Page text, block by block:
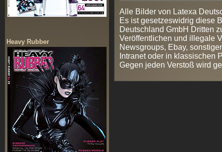
Heavy Rubber
Alle Bilder von Latexa
Es ist gesetzeswidrig diese
Deutschland GmbH Dritten
Veröffentlichen und illegale
Newsgroups, Ebay,
Intranet oder in klassischen
Gegen jeden Verstoß wird